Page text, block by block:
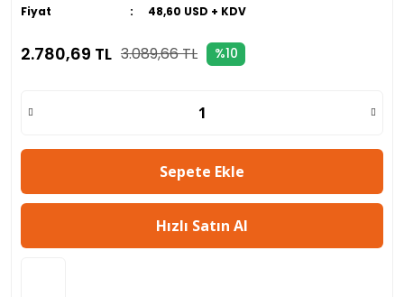
Fiyat
48,60 USD + KDV
2.780,69 TL 3.089,66 TL %10
Sepete Ekle
Hızlı Satın Al